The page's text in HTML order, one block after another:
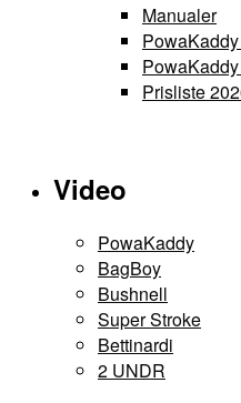
Manualer
Prisliste
Video
PowaKaddy
BagBoy
Bushnell
Super Stroke
Bettinardi
2 UNDR